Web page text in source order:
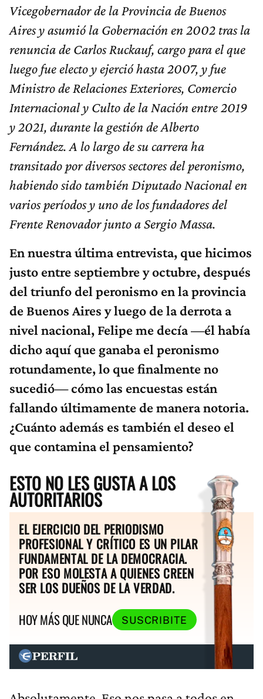
Vicegobernador de la Provincia de Buenos
Aires y asumió la Gobernación en 2002 tras la
renuncia de Carlos Ruckauf, cargo para el que
luego fue electo y ejerció hasta 2007, y fue
Ministro de Relaciones Exteriores, Comercio
Internacional y Culto de la Nación entre 2019
y 2021, durante la gestión de Alberto
Fernández. A lo largo de su carrera ha
transitado por diversos sectores del peronismo,
habiendo sido también Diputado Nacional en
varios períodos y uno de los fundadores del
Frente Renovador junto a Sergio Massa.
En nuestra última entrevista, que hicimos
justo entre septiembre y octubre, después
del triunfo del peronismo en la provincia
de Buenos Aires y luego de la derrota a
nivel nacional, Felipe me decía —él había
dicho aquí que ganaba el peronismo
rotundamente, lo que finalmente no
sucedió— cómo las encuestas están
fallando últimamente de manera notoria.
¿Cuánto además es también el deseo el
que contamina el pensamiento?​
ESTO NO LES GUSTA A LOS
AUTORITARIOS
EL EJERCICIO DEL PERIODISMO
PROFESIONAL Y CRÍTICO ES UN PILAR
FUNDAMENTAL DE LA DEMOCRACIA.
POR ESO MOLESTA A QUIENES CREEN
SER LOS DUEÑOS DE LA VERDAD.
HOY MÁS QUE NUNCA
SUSCRIBITE